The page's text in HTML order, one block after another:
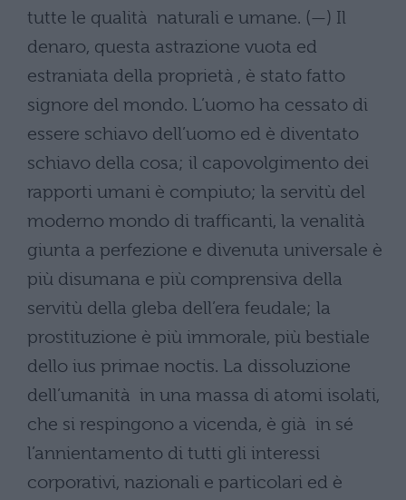
tutte le qualità naturali e umane. (—) Il
denaro, questa astrazione vuota ed
estraniata della proprietà , è stato fatto
signore del mondo. L’uomo ha cessato di
essere schiavo dell’uomo ed è diventato
schiavo della cosa; il capovolgimento dei
rapporti umani è compiuto; la servitù del
moderno mondo di trafficanti, la venalità
giunta a perfezione e divenuta universale è
più disumana e più comprensiva della
servitù della gleba dell’era feudale; la
prostituzione è più immorale, più bestiale
dello ius primae noctis. La dissoluzione
dell’umanità in una massa di atomi isolati,
che si respingono a vicenda, è già in sé
l’annientamento di tutti gli interessi
corporativi, nazionali e particolari ed è